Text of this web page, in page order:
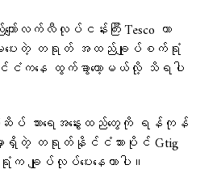
လက်လီလုပ်ငန်းကြီး Tesco ဟာ
းမပေးတဲ့ တရုတ် အထည်ချုပ်စက်ရုံ
င်ငံကနေ ထွက်ခွာတော့မယ်လို့ သိရပါ
ပ် သားရေအနွေးထည်တွေကို ရန်ကုန်
ရှိတဲ့ တရုတ်နိုင်ငံသားပိုင် Gtig
ချုပ်လုပ်ပေးနေတာပါ။